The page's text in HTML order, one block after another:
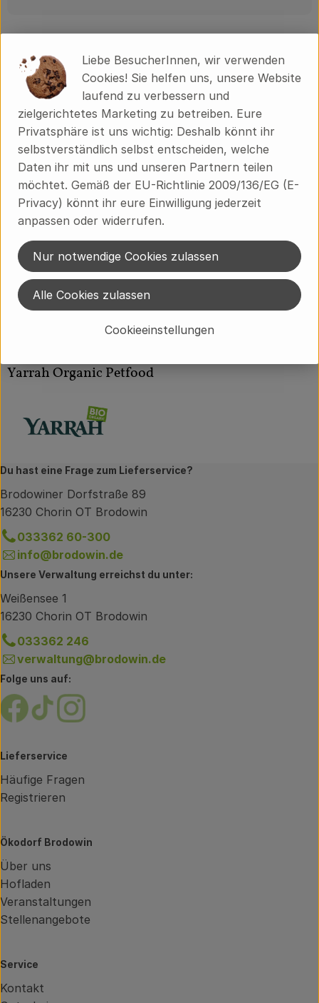
Herkunft
Hersteller: Yarrah
Niederlande
Premium Petfood Brands B.V.
NL 3851 GA ERMELO
Wir sind der Erste Tiernahrungsproduzent in den Niederlanden
mit einem kompletten Sortiment an biologischen Produkten.
Bereits seit 1992 verarbeiten wir ausschließlich Hühner, Rinder
und Puten, die ein besseres Leben hatten. Fleisch aus großen
Yarrah Organic Petfood
Du hast eine Frage zum Lieferservice?
Brodowiner Dorfstraße 89
16230 Chorin OT Brodowin
033362 60-300
info@brodowin.de
Unsere Verwaltung erreichst du unter:
Weißensee 1
16230 Chorin OT Brodowin
033362 246
verwaltung@brodowin.de
Folge uns auf:
Externer Link zu https://www.facebook.com/
Externer Link zu https://www.tiktok.com/
Externer Link zu https://
Lieferservice
Häufige Fragen
Registrieren
Ökodorf Brodowin
Über uns
Hofladen
Veranstaltungen
Stellenangebote
Service
Kontakt
Liebe BesucherInnen, wir verwenden
Cookies! Sie helfen uns, unsere Website
laufend zu verbessern und
zielgerichtetes Marketing zu betreiben. Eure
Privatsphäre ist uns wichtig: Deshalb könnt ihr
selbstverständlich selbst entscheiden, welche
Daten ihr mit uns und unseren Partnern teilen
möchtet. Gemäß der EU-Richtlinie 2009/136/EG (E-
Privacy) könnt ihr eure Einwilligung jederzeit
anpassen oder widerrufen.
Cookieeinstellungen
Nur notwendige Cookies zulassen
Alle Cookies zulassen